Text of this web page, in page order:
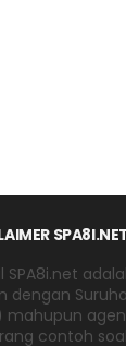
SPA8i.net
dengan
mahupun
contoh